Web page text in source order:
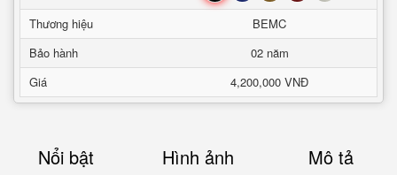
Thương hiệu
BEMC
Bảo hành
02 năm
Giá
4,200,000 VNĐ
Nổi bật Hình ảnh Mô tả